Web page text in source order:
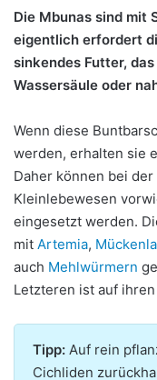
Die Mbunas sind mit
eigentlich erfordert
sinkendes Futter,
Wassersäule oder
Wenn diese
werden, erhalten sie
Daher können bei
Kleinlebewesen
eingesetzt werden.
mit Artemia,
auch Mehlwürmern
Letzteren ist auf
Tipp: Auf rein
Cichliden